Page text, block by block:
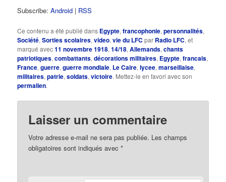
Subscribe:Android | RSS
Ce contenu a été publié dans Egypte,francophonie,personnalités,
Société,Sorties scolaires,video,vie du LFC par Radio LFC, et
marqué avec11 novembre 1918,14/18,Allemands,chants
patriotiques,combattants,décorations militaires, Egypte,francais,
France,guerre,guerre mondiale, Le Caire,lycee,marseillaise,
militaires,patrie,soldats,victoire. Mettez-le en favori avec son
permalien.
Laisser un commentaire
Votre adresse e-mail ne sera pas publiée. Les champs
obligatoires sont indiqués avec*